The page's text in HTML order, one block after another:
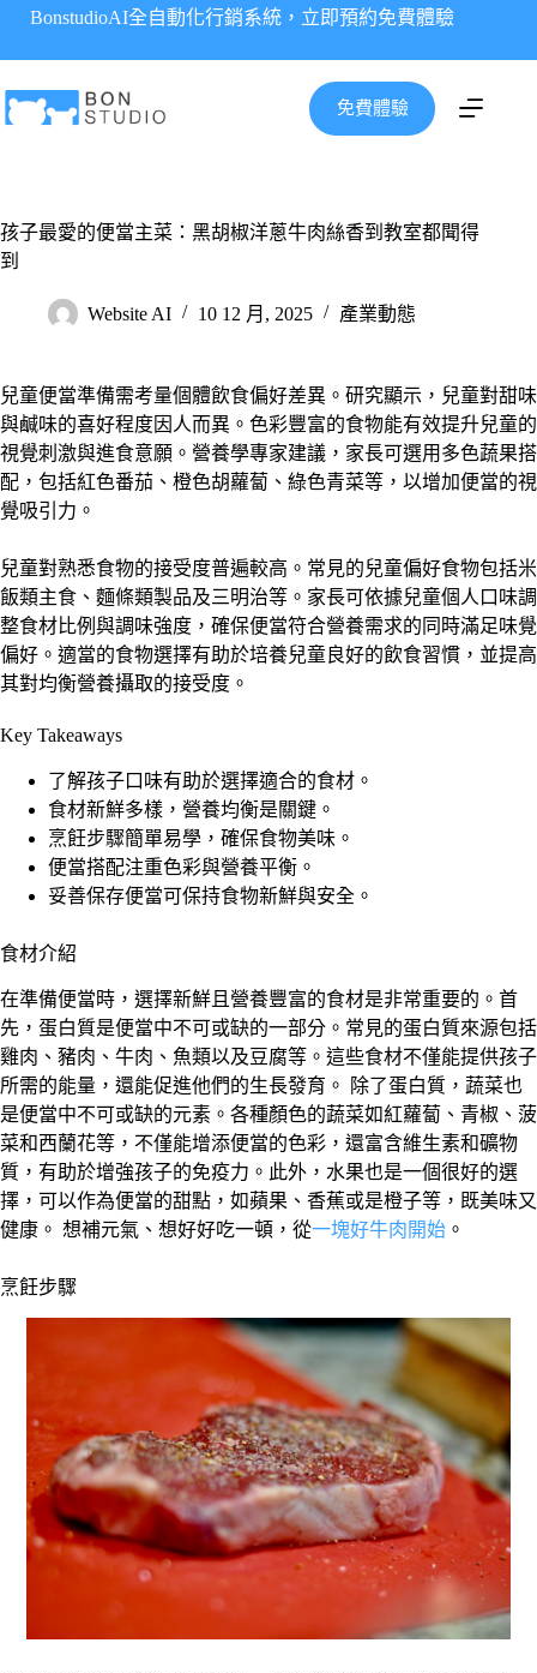
要
內
BonstudioAI全自動化行銷系統，立即預約免費體驗
免費體驗
孩子最愛的便當主菜：黑胡椒洋蔥牛肉絲香到教室都聞得
到
Website AI 10 12 月, 2025 產業動態
兒童便當準備需考量個體飲食偏好差異。研究顯示，兒童對甜味
與鹹味的喜好程度因人而異。色彩豐富的食物能有效提升兒童的
視覺刺激與進食意願。營養學專家建議，家長可選用多色蔬果搭
配，包括紅色番茄、橙色胡蘿蔔、綠色青菜等，以增加便當的視
覺吸引力。
兒童對熟悉食物的接受度普遍較高。常見的兒童偏好食物包括米
飯類主食、麵條類製品及三明治等。家長可依據兒童個人口味調
整食材比例與調味強度，確保便當符合營養需求的同時滿足味覺
偏好。適當的食物選擇有助於培養兒童良好的飲食習慣，並提高
其對均衡營養攝取的接受度。
Key Takeaways
了解孩子口味有助於選擇適合的食材。
食材新鮮多樣，營養均衡是關鍵。
烹飪步驟簡單易學，確保食物美味。
便當搭配注重色彩與營養平衡。
妥善保存便當可保持食物新鮮與安全。
食材介紹
在準備便當時，選擇新鮮且營養豐富的食材是非常重要的。首
先，蛋白質是便當中不可或缺的一部分。常見的蛋白質來源包括
雞肉、豬肉、牛肉、魚類以及豆腐等。這些食材不僅能提供孩子
所需的能量，還能促進他們的生長發育。 除了蛋白質，蔬菜也
是便當中不可或缺的元素。各種顏色的蔬菜如紅蘿蔔、青椒、菠
菜和西蘭花等，不僅能增添便當的色彩，還富含維生素和礦物
質，有助於增強孩子的免疫力。此外，水果也是一個很好的選
擇，可以作為便當的甜點，如蘋果、香蕉或是橙子等，既美味又
健康。 想補元氣、想好好吃一頓，從一塊好牛肉開始 。
烹飪步驟